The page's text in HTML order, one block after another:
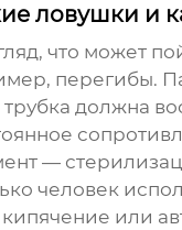
ловушки и
что может
перегибы.
трубка должна
—
человек
или